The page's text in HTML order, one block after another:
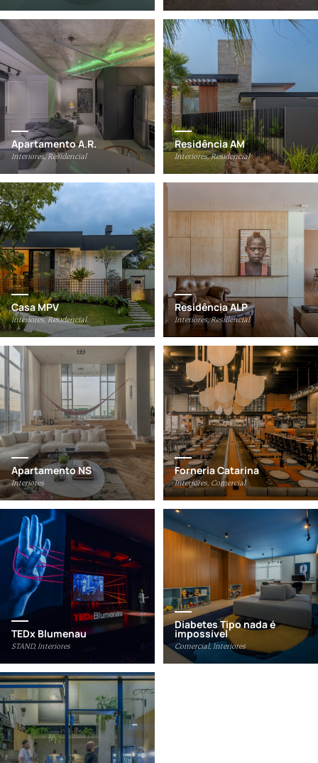
Apartamento A.R.
Interiores, Residencial
Residência AM
Interiores, Residencial
Casa MPV
Interiores, Residencial
Residência ALP
Interiores, Residencial
Apartamento NS
Interiores
Forneria Catarina
Interiores, Comercial
TEDx Blumenau
STAND, Interiores
Diabetes Tipo nada é
impossível
Comercial, Interiores